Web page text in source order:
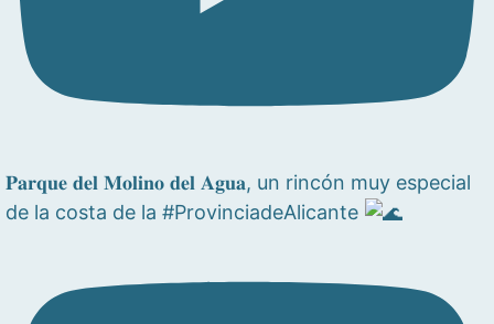
𝐏𝐚𝐫𝐪𝐮𝐞 𝐝𝐞𝐥 𝐌𝐨𝐥𝐢𝐧𝐨 𝐝𝐞𝐥 𝐀𝐠𝐮𝐚, un rincón muy especial
de la costa de la #ProvinciadeAlicante